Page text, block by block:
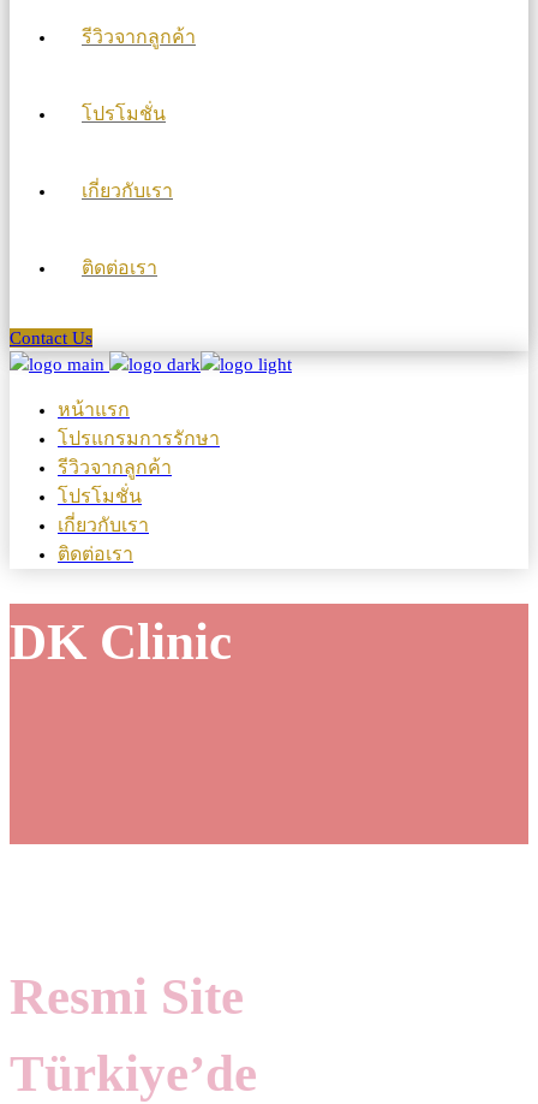
รีวิวจากลูกค้า
โปรโมชั่น
เกี่ยวกับเรา
ติดต่อเรา
Contact Us
หน้าแรก
โปรแกรมการรักษา
รีวิวจากลูกค้า
โปรโมชั่น
เกี่ยวกับเรา
ติดต่อเรา
DK Clinic
Resmi Site
Türkiye’de